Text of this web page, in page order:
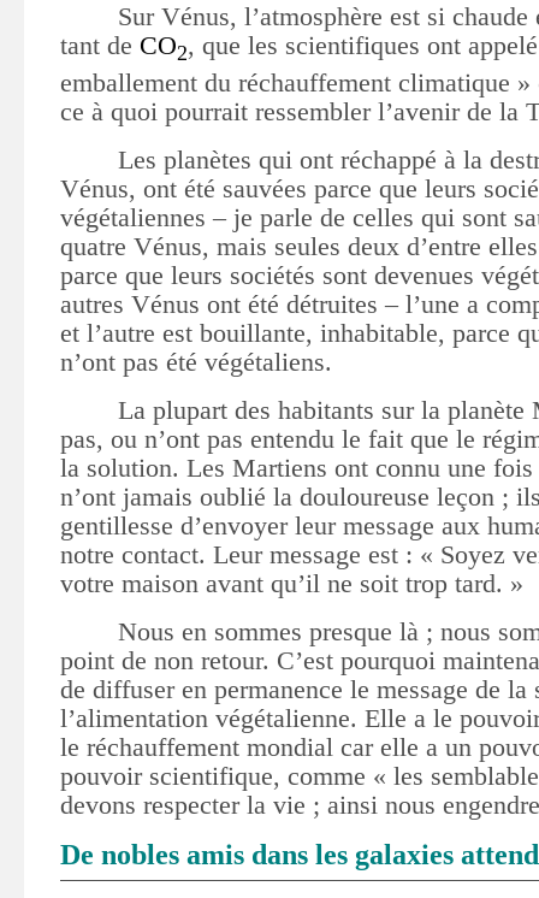
Sur Vénus, l’atmosphère est si
tant de CO2, que les scientifiques ont
emballement du réchauffement climatique »
ce à quoi pourrait ressembler l’avenir de la
Les planètes qui ont réchappé à la
Vénus, ont été sauvées parce que leurs
végétaliennes – je parle de celles qui sont
quatre Vénus, mais seules deux d’entre
parce que leurs sociétés sont devenues
autres Vénus ont été détruites – l’une a
et l’autre est bouillante, inhabitable, parce
n’ont pas été végétaliens.
La plupart des habitants sur la planète
pas, ou n’ont pas entendu le fait que le
la solution. Les Martiens ont connu une
n’ont jamais oublié la douloureuse leçon ;
gentillesse d’envoyer leur message aux
notre contact. Leur message est : « Soyez
votre maison avant qu’il ne soit trop tard. »
Nous en sommes presque là ; nous
point de non retour. C’est pourquoi
de diffuser en permanence le message de
l’alimentation végétalienne. Elle a le
le réchauffement mondial car elle a un
pouvoir scientifique, comme « les
devons respecter la vie ; ainsi nous
De nobles amis dans les galaxies